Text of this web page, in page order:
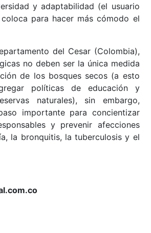
y adaptabilidad (el usuario
para hacer más cómodo el
del Cesar (Colombia),
no deben ser la única medida
de los bosques secos (a esto
políticas de educación y
naturales), sin embargo,
importante para concientizar
y prevenir afecciones
la bronquitis, la tuberculosis y el